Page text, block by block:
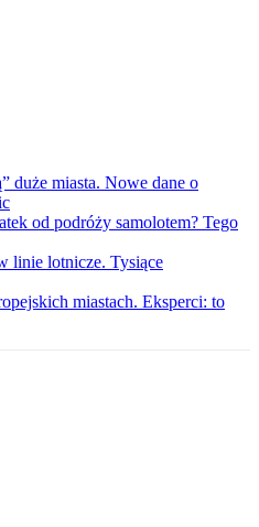
duże miasta. Nowe dane o
od podróży samolotem? Tego
linie lotnicze. Tysiące
miastach. Eksperci: to